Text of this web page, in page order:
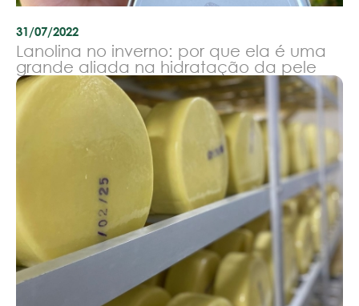
31/07/2022
Lanolina no inverno: por que ela é uma
grande aliada na hidratação da pele